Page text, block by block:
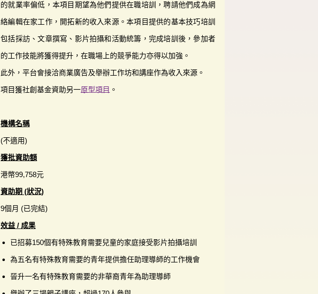
的就業率偏低，本項目期望為他們提供在職培訓，聘請他們成為網
絡編輯在家工作，開拓新的收入來源。本項目提供的基本技巧培訓
包括採訪、文章撰寫、影片拍攝和活動統籌，完成培訓後，參加者
的工作技能將獲得提升，在職場上的競爭能力亦得以加強。
此外，平台會接洽商業廣告及舉辦工作坊和講座作為收入來源。
項目獲社創基金資助另一原型項目 。
機構名稱
(不適用)
獲批資助額
港幣99,758元
資助期 (狀況)
9個月 (已完結)
效益 / 成果
已招募150個有特殊教育需要兒童的家庭接受影片拍攝培訓
為五名有特殊教育需要的青年提供擔任助理導師的工作機會
晉升一名有特殊教育需要的非華裔青年為助理導師